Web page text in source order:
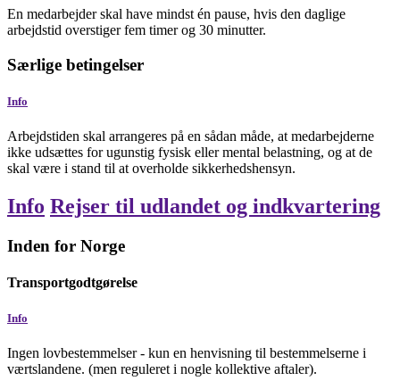
En medarbejder skal have mindst én pause, hvis den daglige
arbejdstid overstiger fem timer og 30 minutter.
Særlige betingelser
Info
Arbejdstiden skal arrangeres på en sådan måde, at medarbejderne
ikke udsættes for ugunstig fysisk eller mental belastning, og at de
skal være i stand til at overholde sikkerhedshensyn.
Info Rejser til udlandet og indkvartering
Inden for Norge
Transportgodtgørelse
Info
Ingen lovbestemmelser - kun en henvisning til bestemmelserne i
værtslandene. (men reguleret i nogle kollektive aftaler).